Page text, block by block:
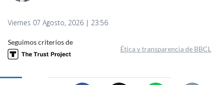
Viernes 07 Agosto, 2026 | 23:56
Seguimos criterios de
Ética y transparencia de BBCL